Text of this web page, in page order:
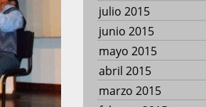
julio 2015
junio 2015
mayo 2015
abril 2015
marzo 2015